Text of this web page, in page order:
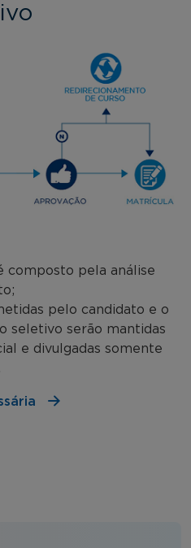
composto pela análise
pelo candidato e o
seletivo serão mantidas
e divulgadas somente